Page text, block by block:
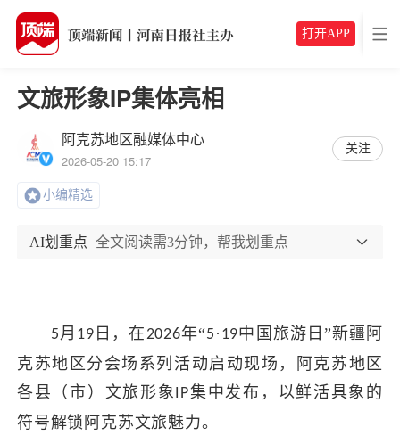
打开APP
文旅形象IP集体亮相
阿克苏地区融媒体中心
2026-05-20 15:17
关注
小编精选
AI划重点 全文阅读需3分钟，帮我划重点
5月 19 日，在2026年“5 · 19中国旅游日”新疆 阿
克苏地区分会场系列活动启动现场，
阿克苏地区
各县（市）文旅形象IP集中发布，以鲜活具象的
符号解锁阿克苏文旅魅力。